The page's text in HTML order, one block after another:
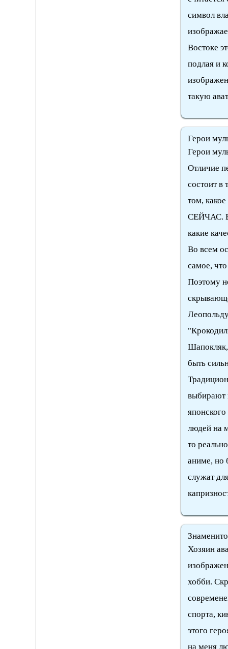
символ
Востоке
подлая и
такую
Герои
Герои
Отличие
состоит в
том,
СЕЙЧАС. В
какие
Во всем
самое,
Поэтому
быть
выбирают
людей на
то
аниме, но
служат
Хозяин
хобби.
спорта,
этого
на меня